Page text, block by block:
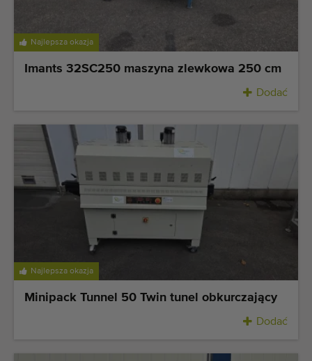
Najlepsza okazja
Imants 32SC250 maszyna zlewkowa 250 cm
Dodać
Najlepsza okazja
Minipack Tunnel 50 Twin tunel obkurczający
Dodać